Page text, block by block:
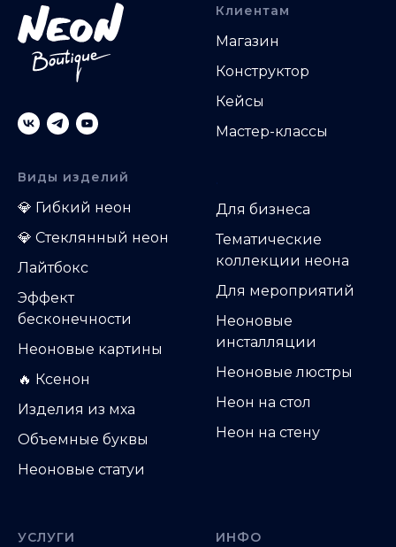
Клиентам
Магазин
Конструктор
Кейсы
Мастер-классы
Виды изделий
💎 Гибкий неон
💎 Стеклянный неон
Лайтбокс
Эффект
бесконечности
Неоновые картины
🔥 Ксенон
Изделия из мха
Объемные буквы
Неоновые статуи
Для бизнеса
Тематические
коллекции неона
Для мероприятий
Неоновые
инсталляции
Неоновые люстры
Неон на стол
Неон на стену
УСЛУГИ ИНФО